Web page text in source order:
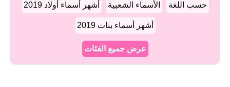
حسب اللغة الأسماء الشعبية أشهر أسماء أولاد 2019
أشهر أسماء بنات 2019
عرض جميع الفئات